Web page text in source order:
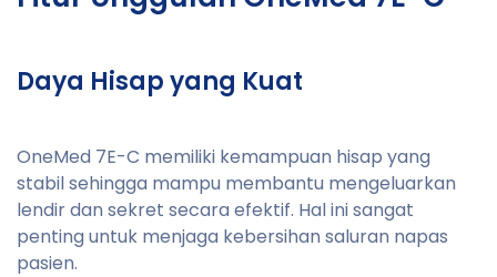
Daya Hisap yang Kuat
OneMed 7E-C memiliki kemampuan hisap yang
stabil sehingga mampu membantu mengeluarkan
lendir dan sekret secara efektif. Hal ini sangat
penting untuk menjaga kebersihan saluran napas
pasien.